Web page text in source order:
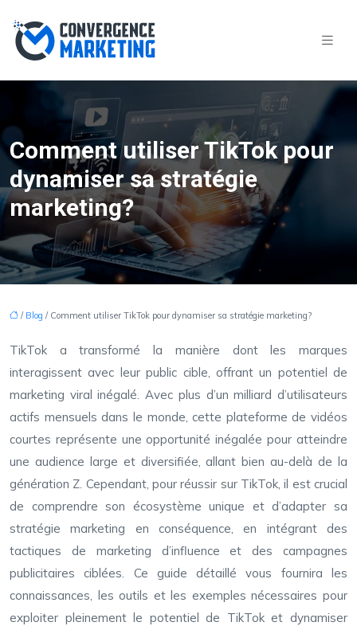
Comment utiliser TikTok pour
dynamiser sa stratégie
marketing?
/ Blog / Comment utiliser TikTok pour dynamiser sa stratégie marketing?
TikTok a transformé la manière dont les marques
interagissent avec leur public cible, offrant un potentiel de
marketing viral inégalé. Avec plus d’un milliard d’utilisateurs
actifs mensuels dans le monde, cette plateforme de vidéos
courtes représente une opportunité inégalée pour atteindre
une audience large et diversifiée, allant bien au-delà de la
génération Z. Cependant, pour réussir sur TikTok, il est crucial
de comprendre son écosystème unique et d’adapter sa
stratégie marketing en conséquence, en intégrant des
tactiques de marketing d’influence et des campagnes
publicitaires ciblées. Ce guide détaillé vous fournira les
connaissances, les outils et les exemples nécessaires pour
exploiter pleinement le potentiel de TikTok et dynamiser